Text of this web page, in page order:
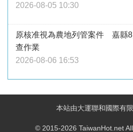
2026-08-05 10:30
原核准視為農地列管案件 嘉縣
查作業
2026-08-06 16:53
本站由大運聯和國際有
© 2015-2026 TaiwanHot.net